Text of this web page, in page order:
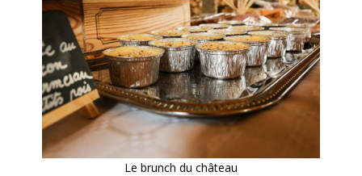
Le brunch du château